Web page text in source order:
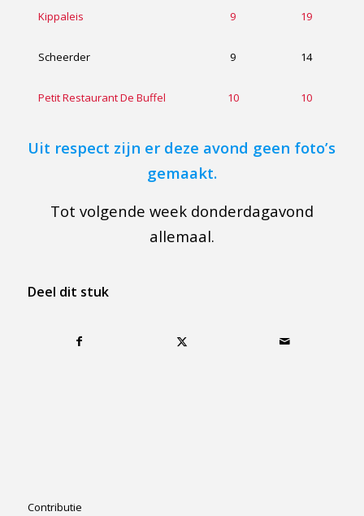
Kippaleis 9 19
Scheerder 9 14
Petit Restaurant De Buffel 10 10
Uit respect zijn er deze avond geen foto’s
gemaakt.
Tot volgende week donderdagavond
allemaal.
Deel dit stuk
Contributie